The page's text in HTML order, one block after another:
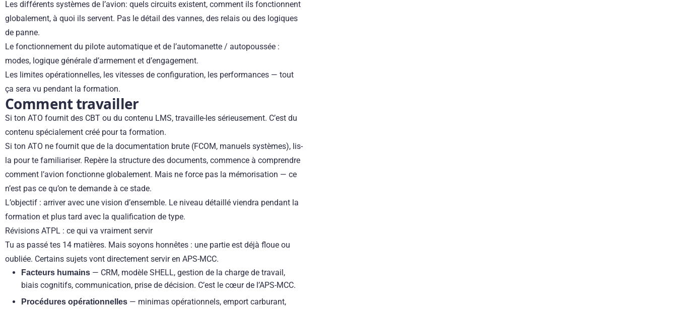
Les différents systèmes de l’avion: quels circuits existent, comment ils fonctionnent
globalement, à quoi ils servent. Pas le détail des vannes, des relais ou des logiques
de panne.
Le fonctionnement du pilote automatique et de l’automanette / autopoussée :
modes, logique générale d’armement et d’engagement.
Les limites opérationnelles, les vitesses de configuration, les performances — tout
ça sera vu pendant la formation.
Comment travailler
Si ton ATO fournit des CBT ou du contenu LMS, travaille-les sérieusement. C’est du
contenu spécialement créé pour ta formation.
Si ton ATO ne fournit que de la documentation brute (FCOM, manuels systèmes), lis-
la pour te familiariser. Repère la structure des documents, commence à comprendre
comment l’avion fonctionne globalement. Mais ne force pas la mémorisation — ce
n’est pas ce qu’on te demande à ce stade.
L’objectif : arriver avec une vision d’ensemble. Le niveau détaillé viendra pendant la
formation et plus tard avec la qualification de type.
Révisions ATPL : ce qui va vraiment servir
Tu as passé tes 14 matières. Mais soyons honnêtes : une partie est déjà floue ou
oubliée. Certains sujets vont directement servir en APS-MCC.
Facteurs humains — CRM, modèle SHELL, gestion de la charge de travail,
biais cognitifs, communication, prise de décision. C’est le cœur de l’APS-MCC.
Procédures opérationnelles — minimas opérationnels, emport carburant,